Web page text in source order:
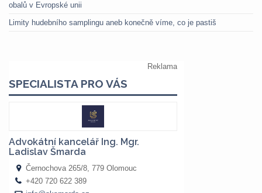
obalů v Evropské unii
Limity hudebního samplingu aneb konečně víme, co je pastiš